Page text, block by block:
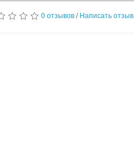
0 отзывов/Написать отзыв